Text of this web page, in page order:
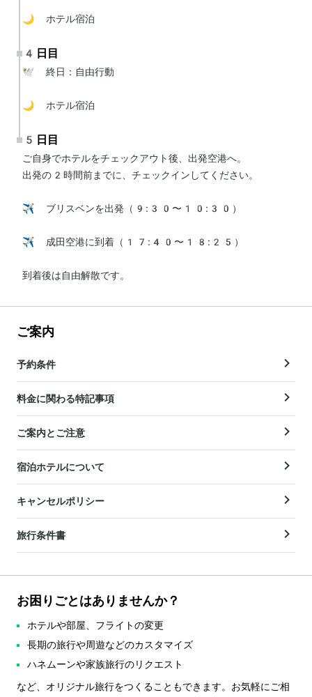
🌙 ホテル宿泊
4日目
🕊 終日：自由行動
🌙 ホテル宿泊
5日目
ご自身でホテルをチェックアウト後、出発空港へ。
出発の2時間前までに、チェックインしてください。
✈️ ブリスベンを出発（9:30〜10:30）
✈️ 成田空港に到着（17:40〜18:25）
到着後は自由解散です。
ご案内
予約条件
料金に関わる特記事項
ご案内とご注意
宿泊ホテルについて
キャンセルポリシー
旅行条件書
お困りごとはありませんか？
ホテルや部屋、フライトの変更
長期の旅行や周遊などのカスタマイズ
ハネムーンや家族旅行のリクエスト
など、オリジナル旅行をつくることもできます。お気軽にご相